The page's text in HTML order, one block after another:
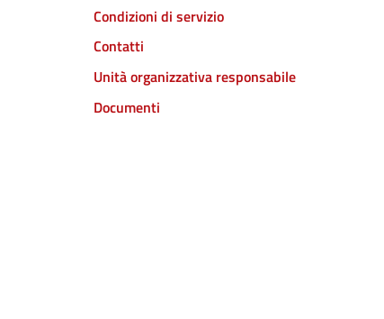
Condizioni di servizio
Contatti
Unità organizzativa responsabile
Documenti